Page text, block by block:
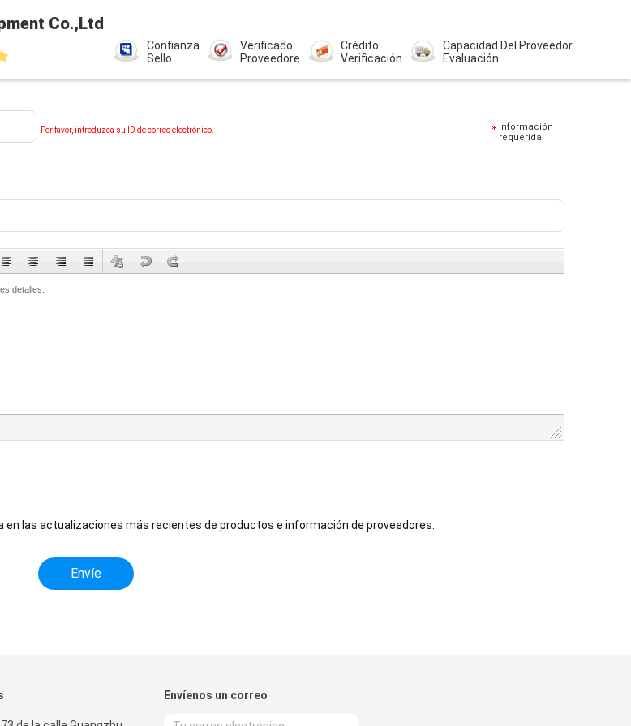
Co.,Ltd
Confianza
Sello
Verificado
Proveedore
Crédito
Verificación
Capacidad Del Proveedor
Evaluación
Por favor, introduzca su ID de correo electrónico.
Información
requerida
en las actualizaciones más recientes de productos e información de proveedores.
Envíenos un correo